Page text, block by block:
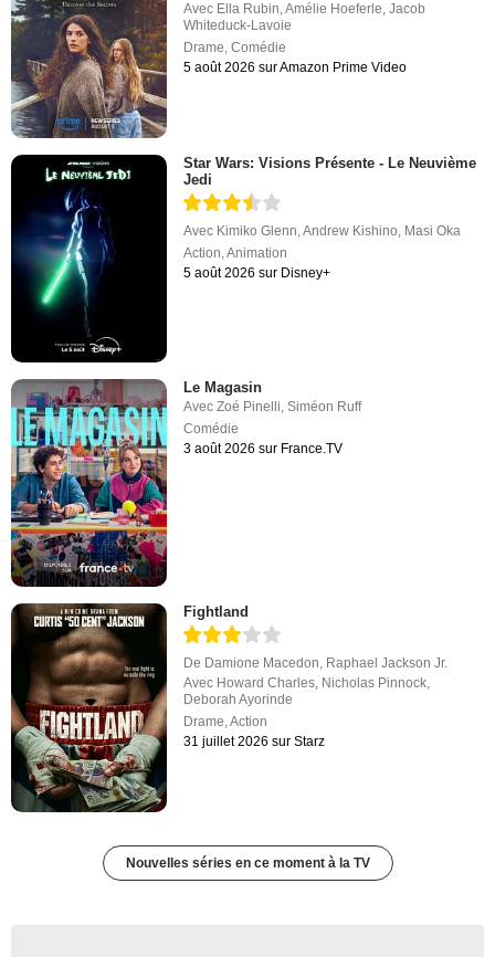
Avec Ella Rubin,Amélie Hoeferle,Jacob
Whiteduck-Lavoie
Drame,Comédie
5 août 2026 sur Amazon Prime Video
Star Wars: Visions Présente - Le Neuvième
Jedi
Avec Kimiko Glenn ,Andrew Kishino Masi Oka
Action ,Animation
5 août 2026 sur Disney+
Le Magasin
AvecZoé Pinelli,Siméon Ruff
Comédie
3 août 2026 sur France.TV
Fightland
De Damione Macedon, Raphael Jackson Jr.
Avec Howard Charles, Nicholas Pinnock,
Deborah Ayorinde
Drame,Action
31 juillet 2026 sur Starz
Nouvelles séries en ce moment à la TV